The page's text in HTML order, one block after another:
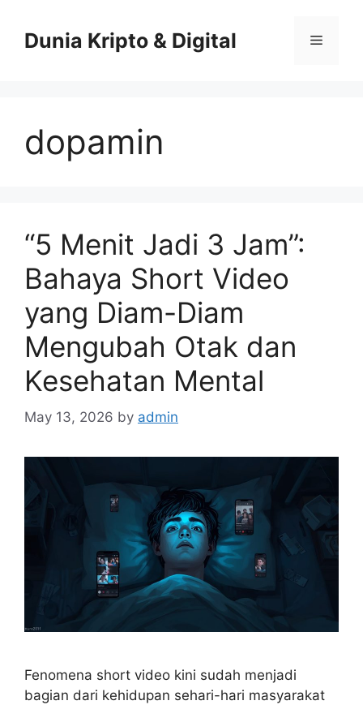
contentDunia Kripto & Digital Menu
dopamin
“5 Menit Jadi 3 Jam”:
Bahaya Short Video
yang Diam-Diam
Mengubah Otak dan
Kesehatan Mental
May 13, 2026 by admin
Fenomena short video kini sudah menjadi
bagian dari kehidupan sehari-hari masyarakat